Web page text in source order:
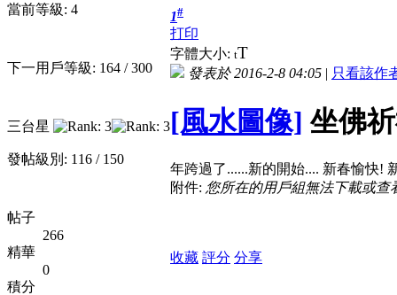
當前等級: 4
下一用戶等級: 164 / 300
三台星
發帖級別: 116 / 150
帖子
266
精華
0
積分
1#
打印
字體大小: tT
發表於 2016-2-8 04:05 | 只看該作
[風水圖像] 坐佛
年跨過了......新的開始.... 新春愉快!
附件: 您所在的用戶組無法下載或查
收藏 評分 分享